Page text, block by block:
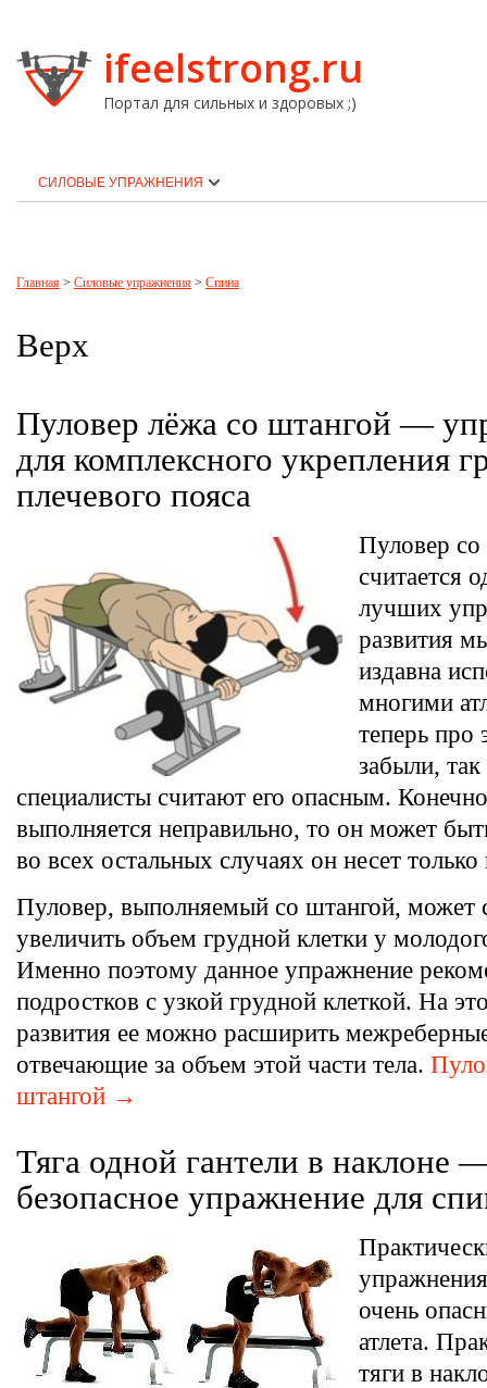
ifeelstrong.ru
Портал для сильных и здоровых ;)
СИЛОВЫЕ УПРАЖНЕНИЯ
Главная > Силовые упражнения > Спина
Верх
Пуловер лёжа со штангой —
для комплексного укрепления
плечевого пояса
Пуловер со
считается
лучших
развития
издавна
многими
теперь про
забыли,
специалисты считают его опасным.
выполняется неправильно, то он может
во всех остальных случаях он несет только
Пуловер, выполняемый со штангой, может
увеличить объем грудной клетки у
Именно поэтому данное упражнение
подростков с узкой грудной клеткой. На
развития ее можно расширить
отвечающие за объем этой части тела.
штангой →
Тяга одной гантели в наклоне
безопасное упражнение для
очень
атлета.
тяги в